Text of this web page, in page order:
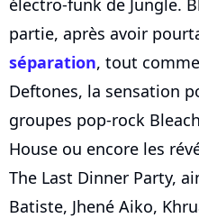
électro-funk de Jungle.
partie, après avoir
séparation, tout
Deftones, la sensation
groupes pop-rock
House ou encore les
The Last Dinner Party,
Batiste, Jhené Aiko,